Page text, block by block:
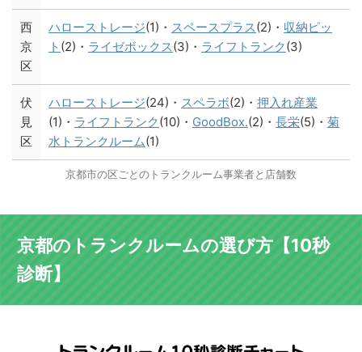
西
京
区
ハローストレージ(1)・ スペースプラス(2)・ 収納ピッ
ト (2)・ ライゼボックス(3)・ ライフトランク(3)
伏
見
区
ハローストレージ(24)・ スペラボ(2)・ 押入れ産業
(1)・ ライフトランク(10)・ GoodBox.(2)・ 長栄(5)・ 菊
水トランクルーム(1)
京都市の区ごとのトランクルーム事業者と店舗数
京都のトランクルームの選び方【10秒
診断】